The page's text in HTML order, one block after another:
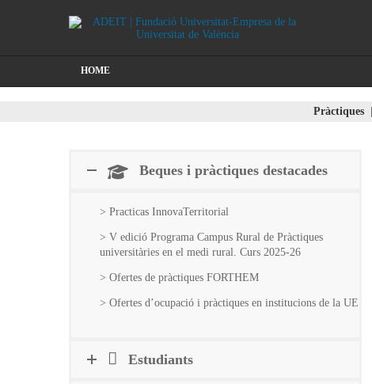
HOME
Pràctiques
Beques i pràctiques destacades
> Practicas InnovaTerritorial
> V edició Programa Campus Rural de Pràctiques
universitàries en el medi rural. Curs 2025-26
> Ofertes de pràctiques FORTHEM
> Ofertes d’ocupació i pràctiques en institucions de la UE
Estudiants